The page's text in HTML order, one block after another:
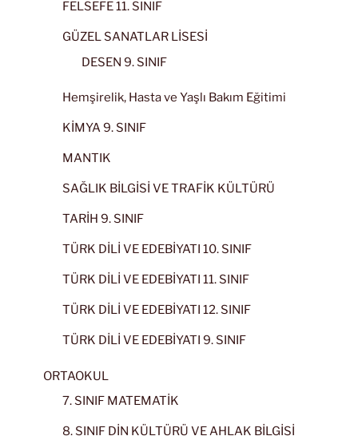
FELSEFE 11. SINIF
GÜZEL SANATLAR LİSESİ
DESEN 9. SINIF
Hemşirelik, Hasta ve Yaşlı Bakım Eğitimi
KİMYA 9. SINIF
MANTIK
SAĞLIK BİLGİSİ VE TRAFİK KÜLTÜRÜ
TARİH 9. SINIF
TÜRK DİLİ VE EDEBİYATI 10. SINIF
TÜRK DİLİ VE EDEBİYATI 11. SINIF
TÜRK DİLİ VE EDEBİYATI 12. SINIF
TÜRK DİLİ VE EDEBİYATI 9. SINIF
ORTAOKUL
7. SINIF MATEMATİK
8. SINIF DİN KÜLTÜRÜ VE AHLAK BİLGİSİ